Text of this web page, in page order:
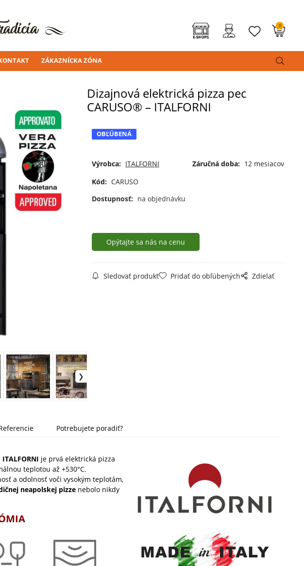
ZÁKAZNÍCKA ZÓNA
0
Dizajnová elektrická pizza pec
CARUSO® – ITALFORNI
OBĽÚBENÁ
Výrobca: ITALFORNI Záručná doba: 12 mesiacov
Kód: CARUSO
Dostupnosť: na objednávku
Opýtajte sa nás na cenu
Sledovať produkt Pridať do obľúbených Zdielať
Potrebujete poradiť?
ITALFORNI je prvá elektrická pizza
teplotou až +530°C.
a odolnosť voči vysokým teplotám,
neapolskej pizze nebolo nikdy